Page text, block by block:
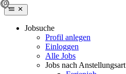
Jobsuche
Profil anlegen
Einloggen
Alle Jobs
Jobs nach Anstellungsart